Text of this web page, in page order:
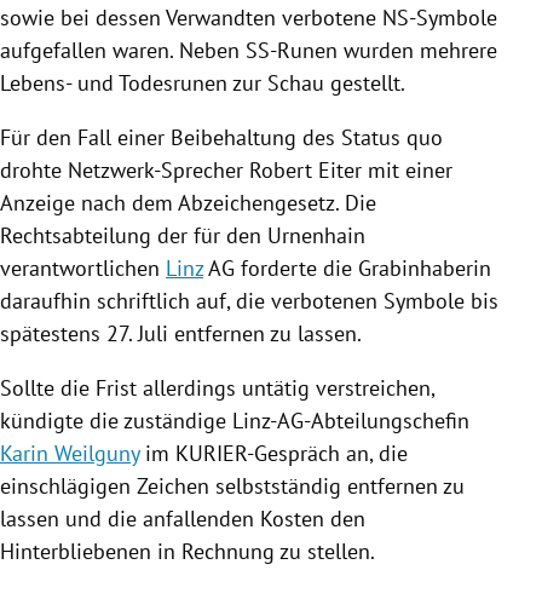
sowie bei dessen Verwandten verbotene NS-Symbole
aufgefallen waren. Neben SS-Runen wurden mehrere
Lebens- und Todesrunen zur Schau gestellt.
Für den Fall einer Beibehaltung des Status quo
drohte Netzwerk-Sprecher Robert Eiter mit einer
Anzeige nach dem Abzeichengesetz. Die
Rechtsabteilung der für den Urnenhain
verantwortlichen LinzAG forderte die Grabinhaberin
daraufhin schriftlich auf, die verbotenen Symbole bis
spätestens 27. Juli entfernen zu lassen.
Sollte die Frist allerdings untätig verstreichen,
kündigte die zuständige Linz-AG-Abteilungschefin
Karin Weilgunyim KURIER-Gespräch an, die
einschlägigen Zeichen selbstständig entfernen zu
lassen und die anfallenden Kosten den
Hinterbliebenen in Rechnung zu stellen.